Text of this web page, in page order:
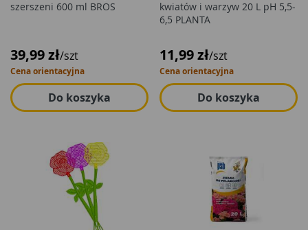
szerszeni 600 ml BROS
39,99 zł/szt
Cena orientacyjna
Do koszyka
kwiatów i warzyw 20 L pH 5,5-
6,5 PLANTA
11,99 zł/szt
Cena orientacyjna
Do koszyka